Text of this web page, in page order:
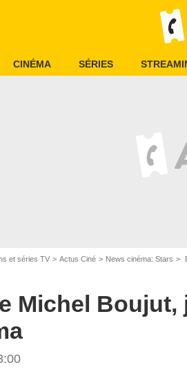
CINÉMA SÉRIES
et séries TV Actus Ciné News cinéma: Stars
Michel